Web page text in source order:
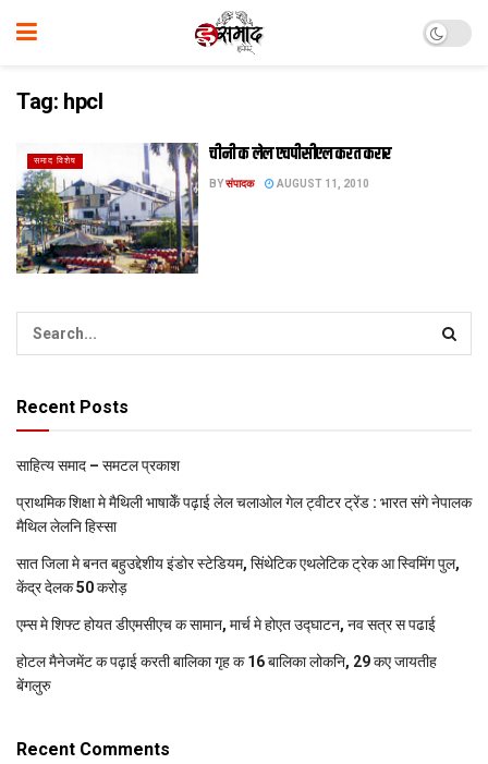
Tag: hpcl
समाद विशेष चीनी क लेल एचपीसीएल करत करार
BYसंपादक AUGUST 11, 2010
Recent Posts
साहित्य समाद – समटल प्रकाश
प्राथमिक शि‍क्षा मे मैथि‍ली भाषाकेँ पढ़ाई लेल चलाओल गेल ट्वीटर ट्रेंड : भारत संगे नेपालक
मैथिल लेलनि हिस्सा
सात जिला मे बनत बहुउद्देशीय इंडोर स्‍टेडि‍यम, सिंथेटिक एथलेटिक ट्रेक आ स्विमिंग पुल,
केंद्र देलक 50 करोड़
एम्स मे शिफ्ट होयत डीएमसीएच क सामान, मार्च मे होएत उद्घाटन, नव सत्र स पढाई
होटल मैनेजमेंट क पढ़ाई करती बालिका गृह क 16 बालिका लोकनि, 29 कए जायतीह
बेंगलुरु
Recent Comments